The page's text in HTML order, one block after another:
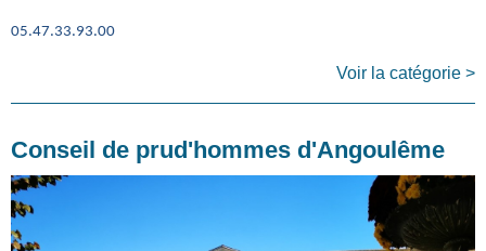
05.47.33.93.00
Voir la catégorie >
Conseil de prud'hommes d'Angoulême